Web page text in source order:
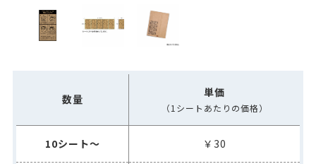
数量 単価
（1シートあたりの価格）
10シート～ ￥30